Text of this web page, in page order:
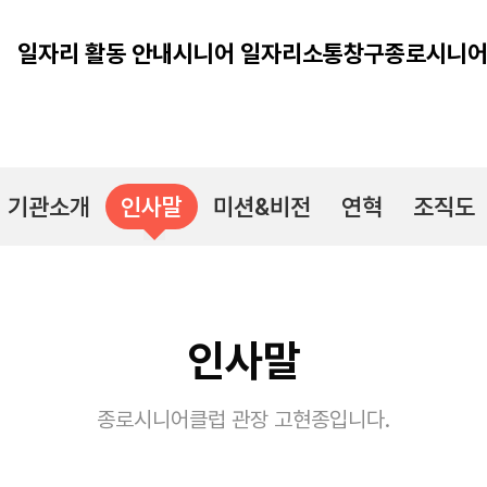
일자리 활동 안내시니어 일자리소통창구종로시니
기관소개 인사말 미션&비전 연혁 조직도
인사말
종로시니어클럽 관장 고현종입니다.